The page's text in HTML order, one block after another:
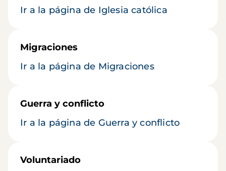
Ir a la página de Iglesia católica
Migraciones
Ir a la página de Migraciones
Guerra y conflicto
Ir a la página de Guerra y conflicto
Voluntariado